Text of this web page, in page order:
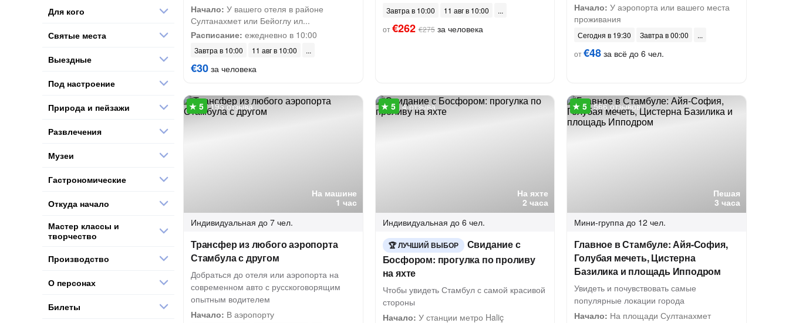
Начало: У вашего отеля в районе
Султанахмет или Бейоглу ил...
Расписание: ежедневно в 10:00
Завтра в 10:00 11 авг в 10:00
€30 за человека
Завтра в 10:00
11 авг в 10:00
от€262 €275за человека
Начало: У аэропорта или вашего места
проживания
Сегодня в 19:30
Завтра в 00:00
от€48 за всё до 6 чел.
На машине
1 час
193 отзыва
Индивидуальная до 7 чел.
Трансфер из любого аэропорта
Стамбула с другом
Добраться до отеля или аэропорта на
современном авто с русскоговорящим
опытным водителем
Начало: В аэропорту
На яхте
2 часа
4 отзыва
Индивидуальная до 6 чел.
ЛУЧШИЙ ВЫБОР
Свидание с
Босфором: прогулка по проливу
на яхте
Чтобы увидеть Стамбул с самой красивой
стороны
Начало: У станции метро Haliç
Пешая
3 часа
566 отзывов
Мини-группа до 12 чел.
Главное в Стамбуле: Айя-София,
Голубая мечеть, Цистерна
Базилика и площадь Ипподром
Увидеть и почувствовать самые
популярные локации города
Начало: На площади Султанахмет
Для кого
Святые места
Выездные
Под настроение
Природа и пейзажи
Развлечения
Музеи
Гастрономические
Откуда начало
Мастер классы и
творчество
Производство
О персонах
Билеты